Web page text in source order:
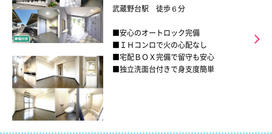
武蔵野台駅 徒歩６分
■安心のオートロック完備
■ＩＨコンロで火の心配なし
■宅配ＢＯＸ完備で留守も安心
■独立洗面台付きで身支度簡単